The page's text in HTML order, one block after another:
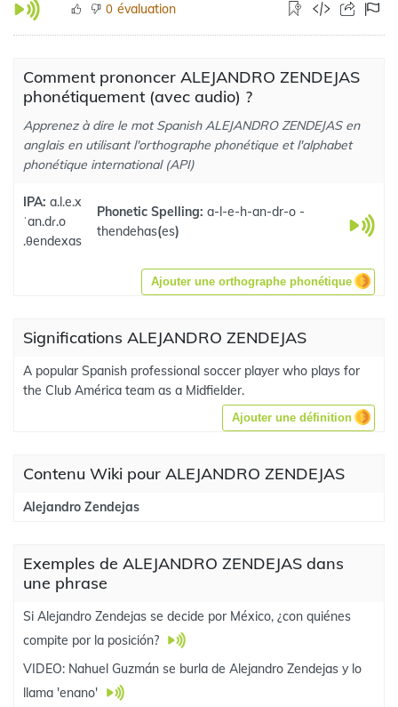
0 évaluation
Comment prononcer ALEJANDRO ZENDEJAS
phonétiquement (avec audio) ?
Apprenez à dire le mot Spanish ALEJANDRO ZENDEJAS en
anglais en utilisant l'orthographe phonétique et l'alphabet
phonétique international (API)
IPA: a.l.e.x
ˈan.dɾ.o
.θendexas
Phonetic Spelling: a-l-e-h-an-dr-o -
thendehas(es)
Ajouter une orthographe phonétique
Significations ALEJANDRO ZENDEJAS
A popular Spanish professional soccer player who plays for
the Club América team as a Midfielder.
Ajouter une définition
Contenu Wiki pour ALEJANDRO ZENDEJAS
Alejandro Zendejas
Exemples de ALEJANDRO ZENDEJAS dans
une phrase
Si Alejandro Zendejas se decide por México, ¿con quiénes
compite por la posición?
VIDEO: Nahuel Guzmán se burla de Alejandro Zendejas y lo
llama 'enano'